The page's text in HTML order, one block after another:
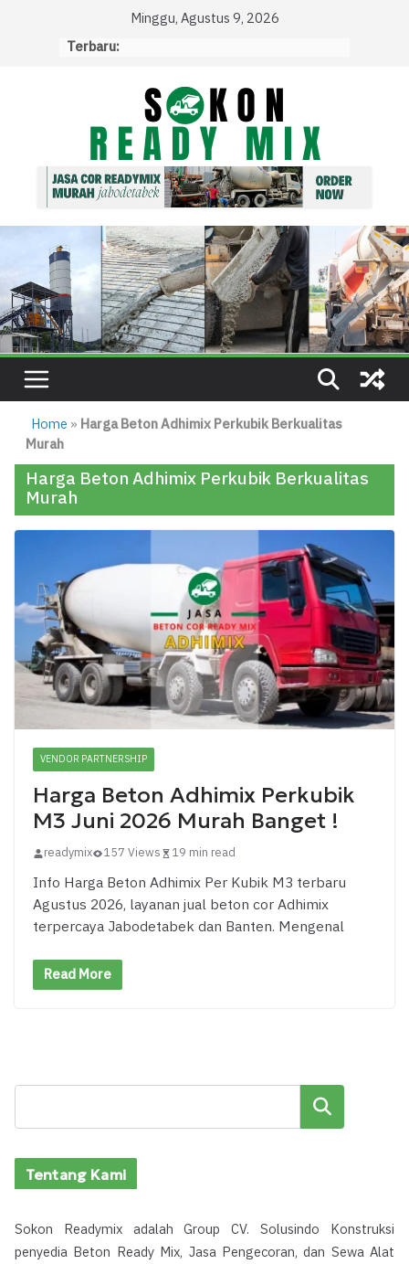
Minggu, Agustus 9, 2026
Terbaru:
Home » Harga Beton Adhimix Perkubik Berkualitas
Murah
Harga Beton Adhimix Perkubik Berkualitas
Murah
VENDOR PARTNERSHIP
Harga Beton Adhimix Perkubik
M3 Juni 2026 Murah Banget !
readymix 157 Views 19 min read
Info Harga Beton Adhimix Per Kubik M3 terbaru
Agustus 2026, layanan jual beton cor Adhimix
terpercaya Jabodetabek dan Banten. Mengenal
Read More
Cari
Tentang Kami
Sokon Readymix adalah Group CV. Solusindo Konstruksi
penyedia Beton Ready Mix, Jasa Pengecoran, dan Sewa Alat